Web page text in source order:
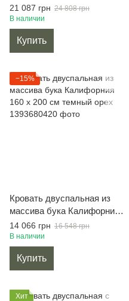
орех 160 х 200 см Каркас
буковый щит
21 087 грн 24 808 грн
В наличии
Купить
−15%
Кровать двуспальная из
массива бука Калифорния
160 х 200 см темный орех
14 066 грн 16 548 грн
В наличии
Купить
Хит